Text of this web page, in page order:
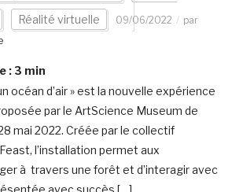
Réalité virtuelle 09/06/2022
par
: 3 min
océan d’air » est la nouvelle expérience
par le ArtScience Museum de
mai 2022. Créée par le collectif
l’installation permet aux
à travers une forêt et d’interagir avec